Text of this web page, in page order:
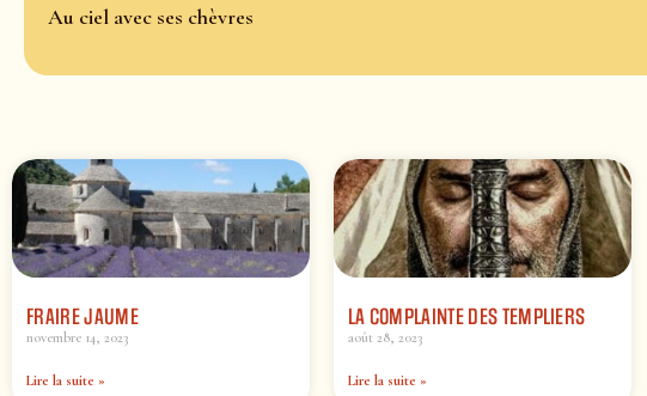
Au ciel avec ses chèvres
FRAIRE JAUME
novembre 14, 2023
Lire la suite »
LA COMPLAINTE DES TEMPLIERS
août 28, 2023
Lire la suite »